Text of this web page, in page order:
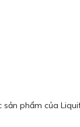
phẩm của